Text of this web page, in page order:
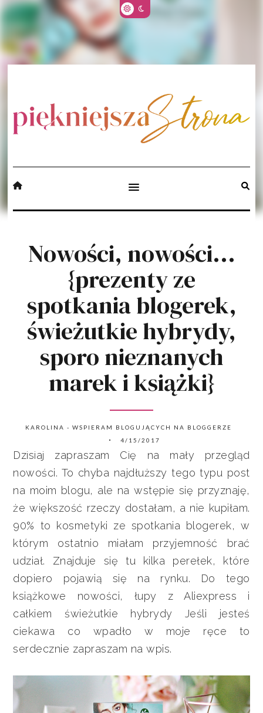
Nowości, nowości...
{prezenty ze
spotkania blogerek,
świeżutkie hybrydy,
sporo nieznanych
marek i książki}
KAROLINA - WSPIERAM BLOGUJĄCYCH NA BLOGGERZE
4/15/2017
Dzisiaj zapraszam Cię na mały przegląd
nowości. To chyba najdłuższy tego typu post
na moim blogu, ale na wstępie się przyznaję,
że większość rzeczy dostałam, a nie kupiłam.
90% to kosmetyki ze spotkania blogerek, w
którym ostatnio miałam przyjemność brać
udział. Znajduje się tu kilka perełek, które
dopiero pojawią się na rynku. Do tego
książkowe nowości, łupy z Aliexpress i
całkiem świeżutkie hybrydy Jeśli jesteś
ciekawa co wpadło w moje ręce to
serdecznie zapraszam na wpis.